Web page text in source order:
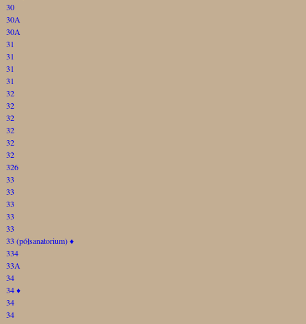
30
30A
30A
31
31
31
31
32
32
32
32
32
32
326
33
33
33
33
33
33 (półsanatorium)♦
334
33A
34
34♦
34
34